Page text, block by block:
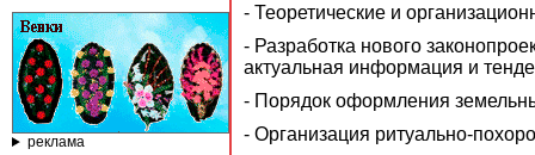
реклама
- Теоретические и
- Разработка нового
актуальная информация и
- Порядок оформления
- Организация ритуально-